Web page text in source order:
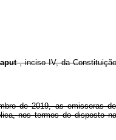
, inciso IV, da
de 2019, as emissoras
nos termos do disposto